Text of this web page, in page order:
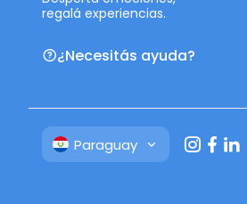
regalá experiencias.
¿Necesitás ayuda?
Paraguay